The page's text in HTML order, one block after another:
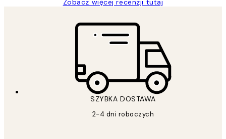
Zobacz więcej recenzji tutaj
SZYBKA DOSTAWA
2-4 dni roboczych